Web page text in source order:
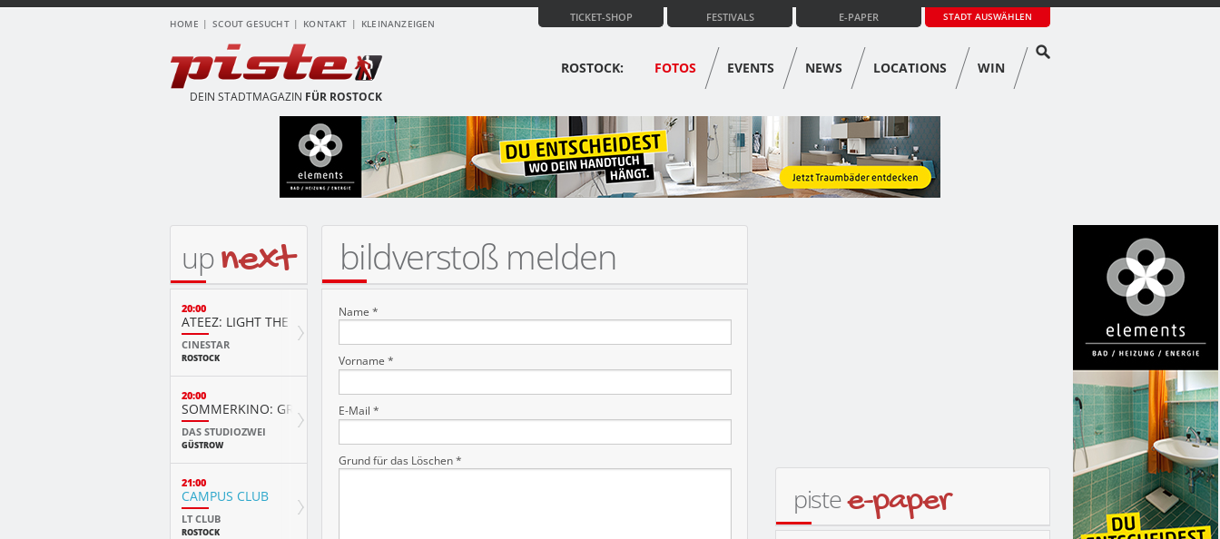
HOME SCOUT GESUCHT KONTAKT KLEINANZEIGEN
STADT AUSWÄHLEN
E-PAPER
FESTIVALS
TICKET-SHOP
DEIN STADTMAGAZIN FÜR ROSTOCK
ROSTOCK: FOTOS EVENTS NEWS LOCATIONS WIN
bildverstoß melden
Name *
Vorname *
E-Mail *
Grund für das Löschen *
upnext
20:00
ATEEZ: LIGHT THE WAY IN CINEMAS (OMU)
CINESTAR
ROSTOCK
20:00
SOMMERKINO: GREATEST SHOWMAN
DAS STUDIOZWEI
GÜSTROW
21:00
CAMPUS CLUB
LT CLUB
ROSTOCK
pistee-paper